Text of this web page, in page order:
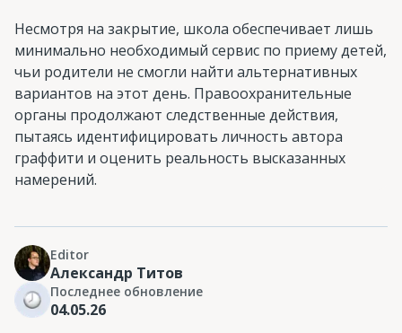
Несмотря на закрытие, школа обеспечивает лишь
минимально необходимый сервис по приему детей,
чьи родители не смогли найти альтернативных
вариантов на этот день. Правоохранительные
органы продолжают следственные действия,
пытаясь идентифицировать личность автора
граффити и оценить реальность высказанных
намерений.
Editor
Александр Титов
Последнее обновление
04.05.26